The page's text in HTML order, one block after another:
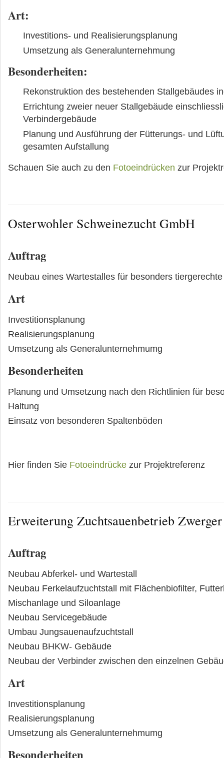
Art:
Investitions- und Realisierungsplanung
Umsetzung als Generalunternehmung
Besonderheiten:
Rekonstruktion des bestehenden Stallgebäudes
Errichtung zweier neuer Stallgebäude
Verbindergebäude
Planung und Ausführung der Fütterungs- und
gesamten Aufstallung
Schauen Sie auch zu den Fotoeindrücken zur
Osterwohler Schweinezucht GmbH
Auftrag
Neubau eines Wartestalles für besonders
Art
Investitionsplanung
Realisierungsplanung
Umsetzung als Generalunternehmumg
Besonderheiten
Planung und Umsetzung nach den Richtlinien für
Haltung
Einsatz von besonderen Spaltenböden
Hier finden Sie Fotoeindrücke zur Projektreferenz
Erweiterung Zuchtsauenbetrieb
Auftrag
Neubau Abferkel- und Wartestall
Neubau Ferkelaufzuchtstall mit Flächenbiofilter,
Mischanlage und Siloanlage
Neubau Servicegebäude
Umbau Jungsauenaufzuchtstall
Neubau BHKW- Gebäude
Neubau der Verbinder zwischen den einzelnen
Art
Investitionsplanung
Realisierungsplanung
Umsetzung als Generalunternehmumg